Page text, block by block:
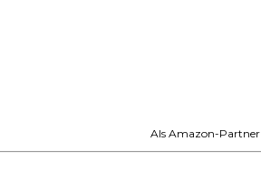
Als Amazon-